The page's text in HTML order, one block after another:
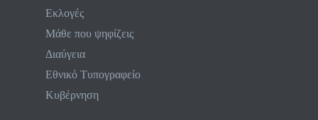
Εκλογές
Μάθε που ψηφίζεις
Διαύγεια
Εθνικό Τυπογραφείο
Κυβέρνηση